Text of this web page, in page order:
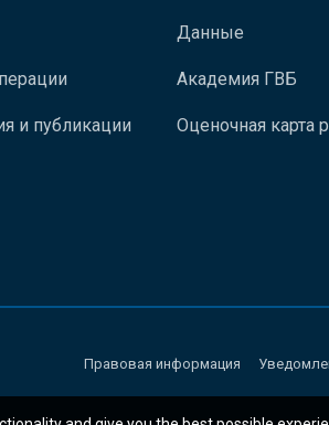
и публикации
Данные
Академия ГВБ
Оценочная карта
Правовая информация